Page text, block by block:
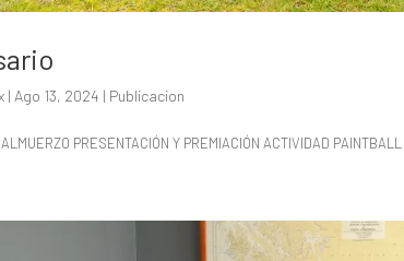
| Ago 13, 2024 | Publicacion
PRESENTACIÓN Y PREMIACIÓN ACTIVIDAD PAINTBALL